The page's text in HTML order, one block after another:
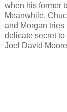
when his former
Meanwhile,
and Morgan tries
delicate secret
Joel David